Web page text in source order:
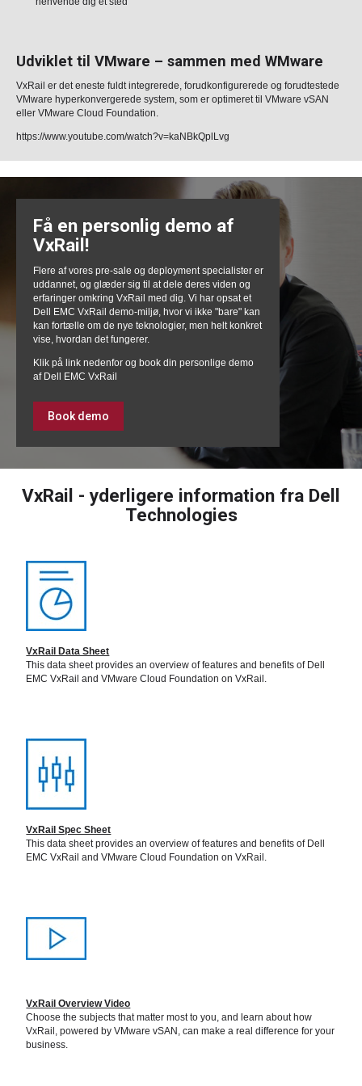
Udviklet til VMware – sammen med WMware
VxRail er det eneste fuldt integrerede, forudkonfigurerede og forudtestede
VMware hyperkonvergerede system, som er optimeret til VMware vSAN
eller VMware Cloud Foundation.
https://www.youtube.com/watch?v=kaNBkQplLvg
Få en personlig demo af
VxRail!
Flere af vores pre-sale og deployment specialister er
uddannet, og glæder sig til at dele deres viden og
erfaringer omkring VxRail med dig. Vi har opsat et
Dell EMC VxRail demo-miljø, hvor vi ikke "bare" kan
kan fortælle om de nye teknologier, men helt konkret
vise, hvordan det fungerer.
Klik på link nedenfor og book din personlige demo
af Dell EMC VxRail
Book demo
VxRail - yderligere information fra Dell
Technologies
VxRail Data Sheet
This data sheet provides an overview of features and benefits of Dell
EMC VxRail and VMware Cloud Foundation on VxRail.
VxRail Spec Sheet
This data sheet provides an overview of features and benefits of Dell
EMC VxRail and VMware Cloud Foundation on VxRail.
VxRail Overview Video
Choose the subjects that matter most to you, and learn about how
VxRail, powered by VMware vSAN, can make a real difference for your
business.